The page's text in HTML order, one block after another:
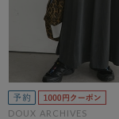
DOUX ARCHIVES